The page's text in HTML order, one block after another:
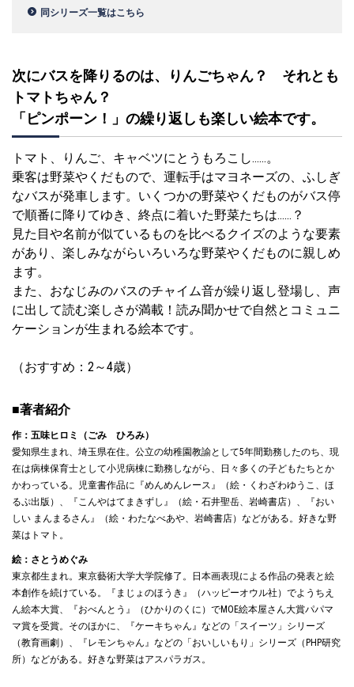
同シリーズ一覧はこちら
次にバスを降りるのは、りんごちゃん？ それとも
トマトちゃん？
「ピンポーン！」の繰り返しも楽しい絵本です。
トマト、りんご、キャベツにとうもろこし……。
乗客は野菜やくだもので、運転手はマヨネーズの、ふしぎ
なバスが発車します。いくつかの野菜やくだものがバス停
で順番に降りてゆき、終点に着いた野菜たちは……？
見た目や名前が似ているものを比べるクイズのような要素
があり、楽しみながらいろいろな野菜やくだものに親しめ
ます。
また、おなじみのバスのチャイム音が繰り返し登場し、声
に出して読む楽しさが満載！読み聞かせで自然とコミュニ
ケーションが生まれる絵本です。
（おすすめ：2～4歳）
■著者紹介
作：五味ヒロミ（ごみ ひろみ）
愛知県生まれ、埼玉県在住。公立の幼稚園教諭として5年間勤務したのち、現
在は病棟保育士として小児病棟に勤務しながら、日々多くの子どもたちとか
かわっている。児童書作品に『めんめんレース』（絵・くわざわゆうこ、ほ
るぷ出版）、『こんやはてまきずし』（絵・石井聖岳、岩崎書店）、『おい
しい まんまるさん』（絵・わたなべあや、岩崎書店）などがある。好きな野
菜はトマト。
絵：さとうめぐみ
東京都生まれ。東京藝術大学大学院修了。日本画表現による作品の発表と絵
本創作を続けている。『まじょのほうき』（ハッピーオウル社）でようちえ
ん絵本大賞、『おべんとう』（ひかりのくに）でMOE絵本屋さん大賞パパマ
マ賞を受賞。そのほかに、『ケーキちゃん』などの「スイーツ」シリーズ
（教育画劇）、『レモンちゃん』などの「おいしいもり」シリーズ（PHP研究
所）などがある。好きな野菜はアスパラガス。